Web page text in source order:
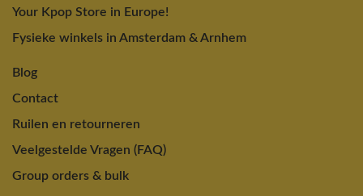
Your Kpop Store in Europe!
Fysieke winkels in Amsterdam & Arnhem
Blog
Contact
Ruilen en retourneren
Veelgestelde Vragen (FAQ)
Group orders & bulk